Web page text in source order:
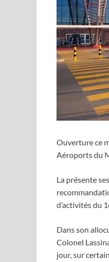
Ouverture ce
Aéroports du
La présente
d’activités du
Dans son
Colonel
jour, sur